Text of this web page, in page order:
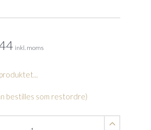
inkl. moms
bestilles som restordre)